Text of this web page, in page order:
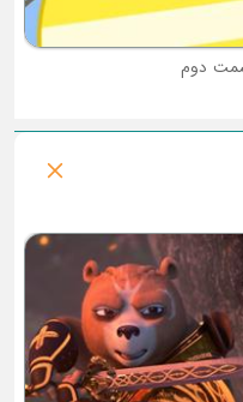
فصل 1 : یونیکیتی